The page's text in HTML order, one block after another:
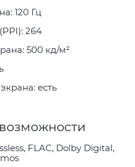
120 Гц
264
500 кд/м²
есть
FLAC, Dolby Digital,